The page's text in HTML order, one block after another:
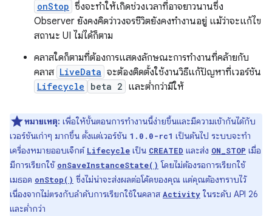
onStop ซึ่งจะทำให้เกิดช่วงเวลาที่อาจยาวนานซึ่ง
Observer ยังคงคิดว่าวงจรชีวิตยังคงทำงานอยู่ แม้ว่าจะแก้ไข
สถานะ UI ไม่ได้ก็ตาม
คลาสใดก็ตามที่ต้องการแสดงลักษณะการทำงานที่คล้ายกับ
คลาส LiveData จะต้องติดตั้งใช้งานวิธีแก้ปัญหาที่เวอร์ชัน
Lifecycle beta 2 และต่ำกว่ามีให้
หมายเหตุ: เพื่อให้ขั้นตอนการทำงานนี้ง่ายขึ้นและมีความเข้ากันได้กับ
เวอร์ชันเก่าๆ มากขึ้น ตั้งแต่เวอร์ชัน 1.0.0-rc1 เป็นต้นไป ระบบจะทำ
เครื่องหมายออบเจ็กต์ Lifecycle เป็น CREATED และส่ง ON_STOP เมื่อ
มีการเรียกใช้ onSaveInstanceState() โดยไม่ต้องรอการเรียกใช้
เมธอด onStop() ซึ่งไม่น่าจะส่งผลต่อโค้ดของคุณ แต่คุณต้องทราบไว้
เนื่องจากไม่ตรงกับลำดับการเรียกใช้ในคลาส Activity ในระดับ API 26
และต่ำกว่า